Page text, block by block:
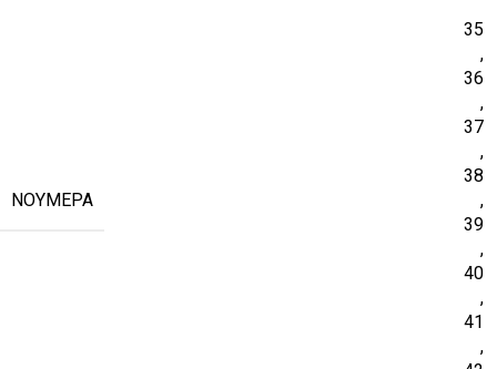
ΝΟΎΜΕΡΑ
35
,
36
,
37
,
38
,
39
,
40
,
41
,